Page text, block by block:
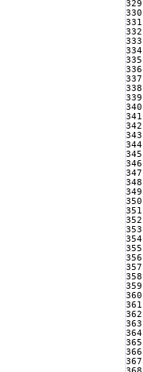
330
331
332
333
334
335
336
337
338
339
340
341
342
343
344
345
346
347
348
349
350
351
352
353
354
355
356
357
358
359
360
361
362
363
364
365
366
367